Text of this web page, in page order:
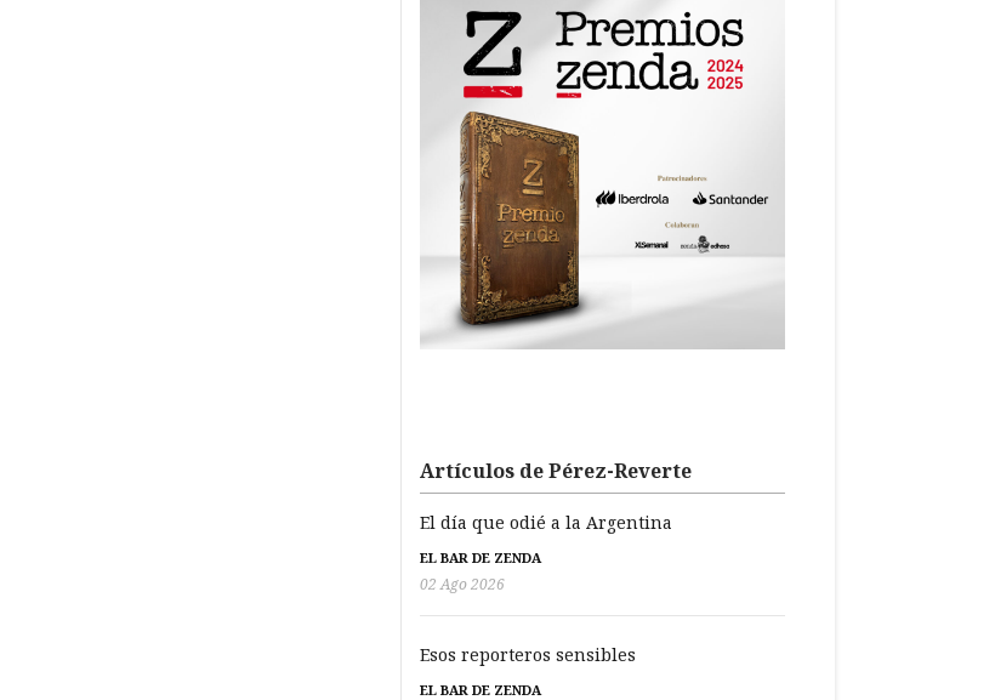
Artículos de Pérez-Reverte
El día que odié a la Argentina
EL BAR DE ZENDA
02 Ago 2026
Esos reporteros sensibles
EL BAR DE ZENDA